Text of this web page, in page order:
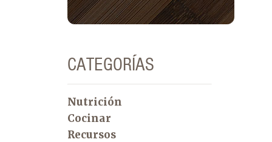
CATEGORÍAS
Nutrición
Cocinar
Recursos